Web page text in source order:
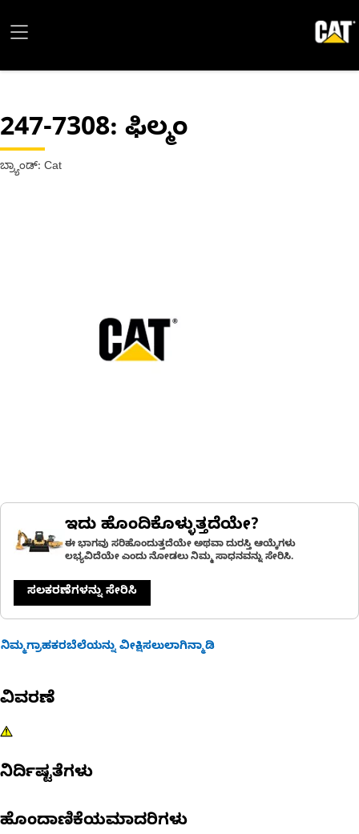
247-7308: ಫಿಲ್ಮಂ
ಬ್ರ್ಯಾಂಡ್: Cat
ಇದು ಹೊಂದಿಕೊಳ್ಳುತ್ತದೆಯೇ?
ಈ ಭಾಗವು ಸರಿಹೊಂದುತ್ತದೆಯೇ ಅಥವಾ ದುರಸ್ತಿ ಆಯ್ಕೆಗಳು
ಲಭ್ಯವಿದೆಯೇ ಎಂದು ನೋಡಲು ನಿಮ್ಮ ಸಾಧನವನ್ನು ಸೇರಿಸಿ.
ಸಲಕರಣೆಗಳನ್ನು ಸೇರಿಸಿ
ನಿಮ್ಮಗ್ರಾಹಕರಬೆಲೆಯನ್ನು ವೀಕ್ಷಿಸಲುಲಾಗಿನ್ಮಾಡಿ
ವಿವರಣೆ
ನಿರ್ದಿಷ್ಟತೆಗಳು
ಹೊಂದಾಣಿಕೆಯಮಾದರಿಗಳು